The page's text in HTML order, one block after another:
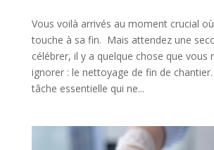
Vous voilà arrivés au moment crucial
touche à sa fin. Mais attendez une
célébrer, il y a quelque chose que vous
ignorer : le nettoyage de fin de chantier.
tâche essentielle qui ne...